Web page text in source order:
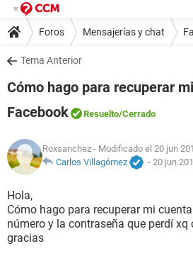
Foros Mensajerías y chat
Tema Anterior
Cómo hago para recuperar
Facebook
Resuelto/Cerrado
Roxsanchez - Modificado el 20 jun
Carlos Villagómez
- 20 jun
Hola,
Cómo hago para recuperar mi
número y la contraseña que perdí
gracias